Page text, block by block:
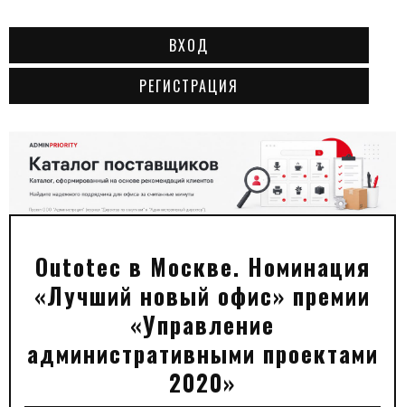
ВХОД
РЕГИСТРАЦИЯ
Outotec в Москве. Номинация
«Лучший новый офис» премии
«Управление
административными проектами
2020»